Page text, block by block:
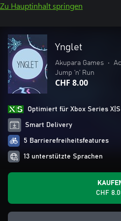
Zu Hauptinhalt springen
Ynglet
Akupara Games •
Jump ’n’ Run
CHF 8.00
Optimiert für Xbox Series X|S
Smart Delivery
5 Barrierefreiheitsfeatures
13 unterstützte Sprachen
CHF